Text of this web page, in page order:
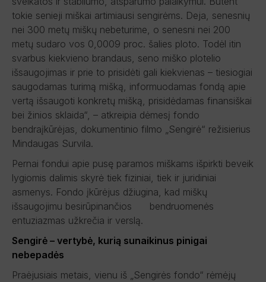
tokie senieji miškai artimiausi sengirėms. Deja, senesnių
nei 300 metų miškų nebeturime, o senesni nei 200
metų sudaro vos 0,0009 proc. šalies ploto. Todėl itin
svarbus kiekvieno brandaus, seno miško plotelio
išsaugojimas ir prie to prisidėti gali kiekvienas – tiesiogiai
saugodamas turimą mišką, informuodamas fondą apie
vertą išsaugoti konkretų mišką, prisidėdamas finansiškai
bei žinios sklaida“, – atkreipia dėmesį fondo
bendraįkūrėjas, dokumentinio filmo „Sengirė“ režisierius
Mindaugas Survila.
Pernai fondui apie pusę paramos miškams išpirkti beveik
lygiomis dalimis skyrė tiek fiziniai, tiek ir juridiniai
asmenys. Fondo įkūrėjus džiugina, kad miškų
išsaugojimu besirūpinančios bendruomenės
entuziazmas užkrečia ir verslą.
Sengirė – vertybė, kurią sunaikinus pinigai
nebepadės
Praėjusiais metais, vienu iš „Sengirės fondo“ rėmėjų